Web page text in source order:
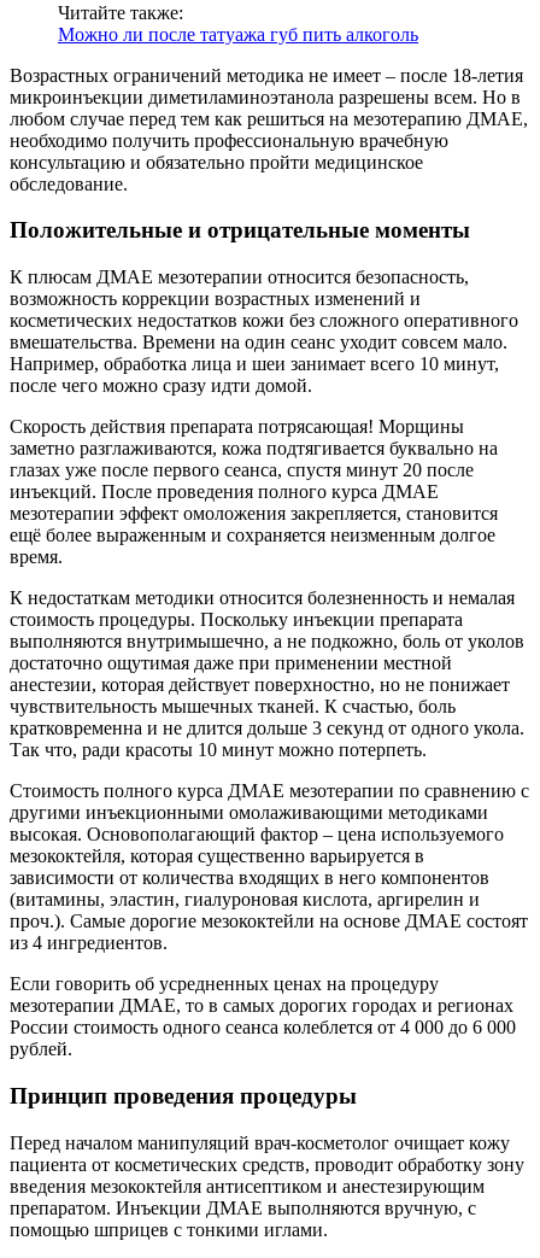
Читайте также:
Можно ли после татуажа губ пить алкоголь
Возрастных ограничений методика не имеет – после 18-летия
микроинъекции диметиламиноэтанола разрешены всем. Но в
любом случае перед тем как решиться на мезотерапию ДМАЕ,
необходимо получить профессиональную врачебную
консультацию и обязательно пройти медицинское
обследование.
Положительные и отрицательные моменты
К плюсам ДМАЕ мезотерапии относится безопасность,
возможность коррекции возрастных изменений и
косметических недостатков кожи без сложного оперативного
вмешательства. Времени на один сеанс уходит совсем мало.
Например, обработка лица и шеи занимает всего 10 минут,
после чего можно сразу идти домой.
Скорость действия препарата потрясающая! Морщины
заметно разглаживаются, кожа подтягивается буквально на
глазах уже после первого сеанса, спустя минут 20 после
инъекций. После проведения полного курса ДМАЕ
мезотерапии эффект омоложения закрепляется, становится
ещё более выраженным и сохраняется неизменным долгое
время.
К недостаткам методики относится болезненность и немалая
стоимость процедуры. Поскольку инъекции препарата
выполняются внутримышечно, а не подкожно, боль от уколов
достаточно ощутимая даже при применении местной
анестезии, которая действует поверхностно, но не понижает
чувствительность мышечных тканей. К счастью, боль
кратковременна и не длится дольше 3 секунд от одного укола.
Так что, ради красоты 10 минут можно потерпеть.
Стоимость полного курса ДМАЕ мезотерапии по сравнению с
другими инъекционными омолаживающими методиками
высокая. Основополагающий фактор – цена используемого
мезококтейля, которая существенно варьируется в
зависимости от количества входящих в него компонентов
(витамины, эластин, гиалуроновая кислота, аргирелин и
проч.). Самые дорогие мезококтейли на основе ДМАЕ состоят
из 4 ингредиентов.
Если говорить об усредненных ценах на процедуру
мезотерапии ДМАЕ, то в самых дорогих городах и регионах
России стоимость одного сеанса колеблется от 4 000 до 6 000
рублей.
Принцип проведения процедуры
Перед началом манипуляций врач-косметолог очищает кожу
пациента от косметических средств, проводит обработку зону
введения мезококтейля антисептиком и анестезирующим
препаратом. Инъекции ДМАЕ выполняются вручную, с
помощью шприцев с тонкими иглами.